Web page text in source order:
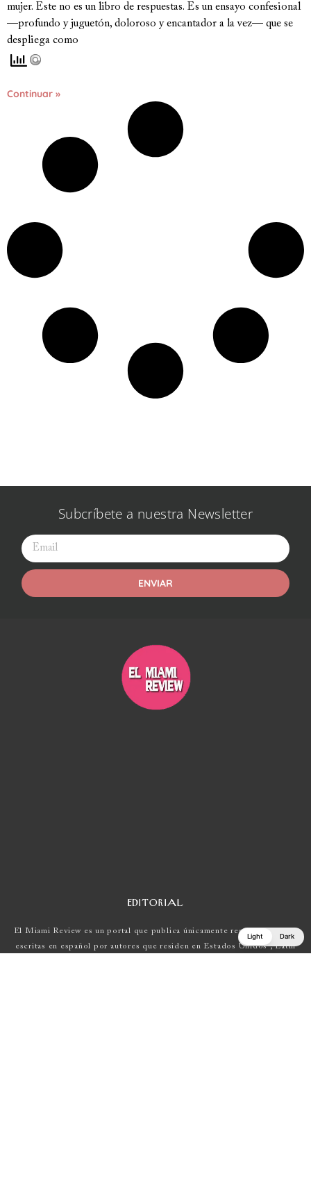
mujer. Este no es un libro de respuestas. Es un ensayo confesional
—profundo y juguetón, doloroso y encantador a la vez— que se
despliega como
Continuar »
Subcríbete a nuestra Newsletter
ENVIAR
EDITORIAL
El Miami Review es un portal que publica únicamente reseñas de obras
escritas en español por autores que residen en Estados Unidos , Latin
Light Dark